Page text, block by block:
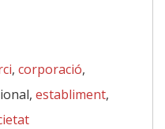
, corporació,
establiment,